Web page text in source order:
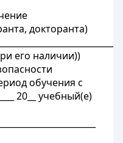
докторанта)
его наличии))
обучения с
20__ учебный(е)